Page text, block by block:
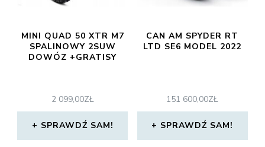
MINI QUAD 50 XTR M7
SPALINOWY 2SUW
DOWÓZ +GRATISY
2 099,00ZŁ
SPRAWDŹ SAM!
CAN AM SPYDER RT
LTD SE6 MODEL 2022
151 600,00ZŁ
SPRAWDŹ SAM!